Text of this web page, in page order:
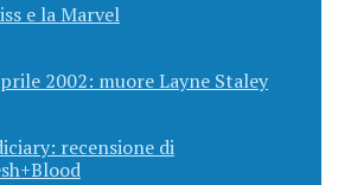
e la Marvel
2002: muore Layne Staley
recensione di